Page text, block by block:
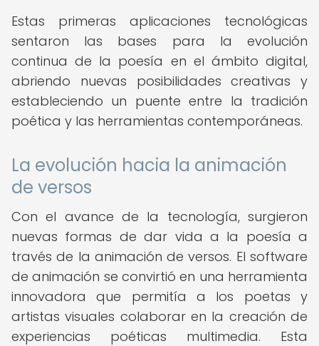
Estas primeras aplicaciones tecnológicas
sentaron las bases para la evolución
continua de la poesía en el ámbito digital,
abriendo nuevas posibilidades creativas y
estableciendo un puente entre la tradición
poética y las herramientas contemporáneas.
La evolución hacia la animación
de versos
Con el avance de la tecnología, surgieron
nuevas formas de dar vida a la poesía a
través de la animación de versos. El software
de animación se convirtió en una herramienta
innovadora que permitía a los poetas y
artistas visuales colaborar en la creación de
experiencias poéticas multimedia. Esta